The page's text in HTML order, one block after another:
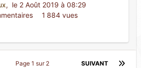
, le 2 Août 2019 à 08:29
1 884 vues
SUIVANT
Page 1 sur 2